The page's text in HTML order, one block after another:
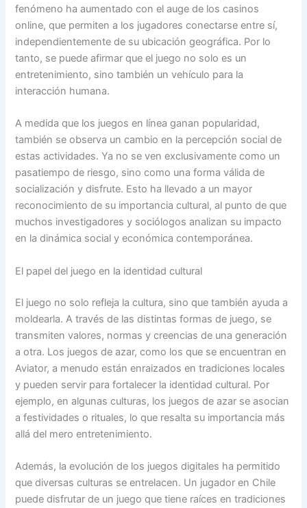
fenómeno ha aumentado con el auge de los casinos
online, que permiten a los jugadores conectarse entre sí,
independientemente de su ubicación geográfica. Por lo
tanto, se puede afirmar que el juego no solo es un
entretenimiento, sino también un vehículo para la
interacción humana.
A medida que los juegos en línea ganan popularidad,
también se observa un cambio en la percepción social de
estas actividades. Ya no se ven exclusivamente como un
pasatiempo de riesgo, sino como una forma válida de
socialización y disfrute. Esto ha llevado a un mayor
reconocimiento de su importancia cultural, al punto de que
muchos investigadores y sociólogos analizan su impacto
en la dinámica social y económica contemporánea.
El papel del juego en la identidad cultural
El juego no solo refleja la cultura, sino que también ayuda a
moldearla. A través de las distintas formas de juego, se
transmiten valores, normas y creencias de una generación
a otra. Los juegos de azar, como los que se encuentran en
Aviator, a menudo están enraizados en tradiciones locales
y pueden servir para fortalecer la identidad cultural. Por
ejemplo, en algunas culturas, los juegos de azar se asocian
a festividades o rituales, lo que resalta su importancia más
allá del mero entretenimiento.
Además, la evolución de los juegos digitales ha permitido
que diversas culturas se entrelacen. Un jugador en Chile
puede disfrutar de un juego que tiene raíces en tradiciones